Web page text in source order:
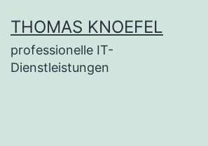
Inhalt
springen
THOMAS KNOEFEL
professionelle IT-
Dienstleistungen